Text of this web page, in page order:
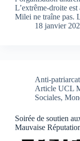
L’extrême-droite
Milei ne traîne pas.
18 janvier
Anti-patriarcat
Article UCL
Sociales,
Soirée de soutien
Mauvaise